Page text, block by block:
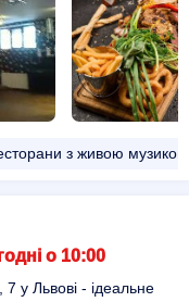
з живою музикою
о 10:00
у Львові - ідеальне